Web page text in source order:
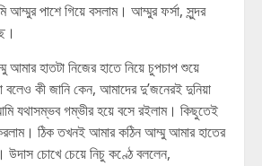
আম্মুর পাশে গিয়ে বসলাম। আম্মুর ফর্সা, সুন্দর
হাতটা নিজের হাতে নিয়ে চুপচাপ শুয়ে
কী জানি কেন, আমাদের দু’জনেরই দুনিয়া
যথাসম্ভব গম্ভীর হয়ে বসে রইলাম। কিছুতেই
ঠিক তখনই আমার কঠিন আম্মু আমার হাতের
চোখে চেয়ে নিচু কণ্ঠে বললেন,